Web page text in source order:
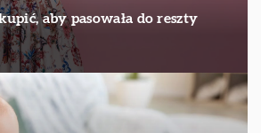
aby pasowała do reszty